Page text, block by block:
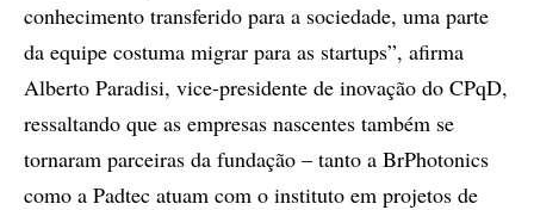
conhecimento transferido para a sociedade, uma parte
da equipe costuma migrar para as startups”, afirma
Alberto Paradisi, vice-presidente de inovação do CPqD,
ressaltando que as empresas nascentes também se
tornaram parceiras da fundação – tanto a BrPhotonics
como a Padtec atuam com o instituto em projetos de